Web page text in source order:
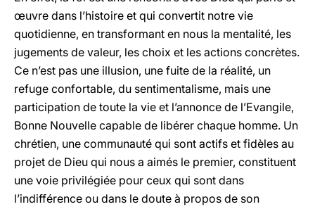
œuvre dans l’histoire et qui convertit notre vie
quotidienne, en transformant en nous la mentalité, les
jugements de valeur, les choix et les actions concrètes.
Ce n’est pas une illusion, une fuite de la réalité, un
refuge confortable, du sentimentalisme, mais une
participation de toute la vie et l’annonce de l’Evangile,
Bonne Nouvelle capable de libérer chaque homme. Un
chrétien, une communauté qui sont actifs et fidèles au
projet de Dieu qui nous a aimés le premier, constituent
une voie privilégiée pour ceux qui sont dans
l’indifférence ou dans le doute à propos de son